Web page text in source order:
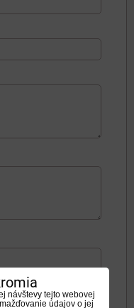
návštevy tejto webovej
údajov o jej